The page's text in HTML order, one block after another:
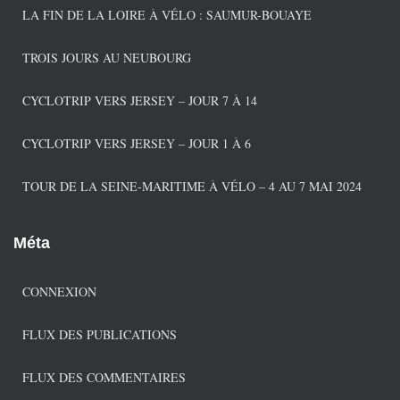
LA FIN DE LA LOIRE À VÉLO : SAUMUR-BOUAYE
TROIS JOURS AU NEUBOURG
CYCLOTRIP VERS JERSEY – JOUR 7 À 14
CYCLOTRIP VERS JERSEY – JOUR 1 À 6
TOUR DE LA SEINE-MARITIME À VÉLO – 4 AU 7 MAI 2024
Méta
CONNEXION
FLUX DES PUBLICATIONS
FLUX DES COMMENTAIRES